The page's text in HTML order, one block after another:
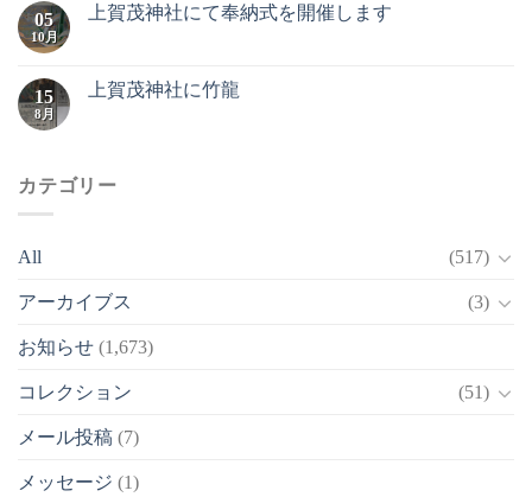
05
10月
上賀茂神社にて奉納式を開催します
15
8月
上賀茂神社に竹龍
カテゴリー
All (517)
アーカイブス (3)
お知らせ (1,673)
コレクション (51)
メール投稿 (7)
メッセージ (1)